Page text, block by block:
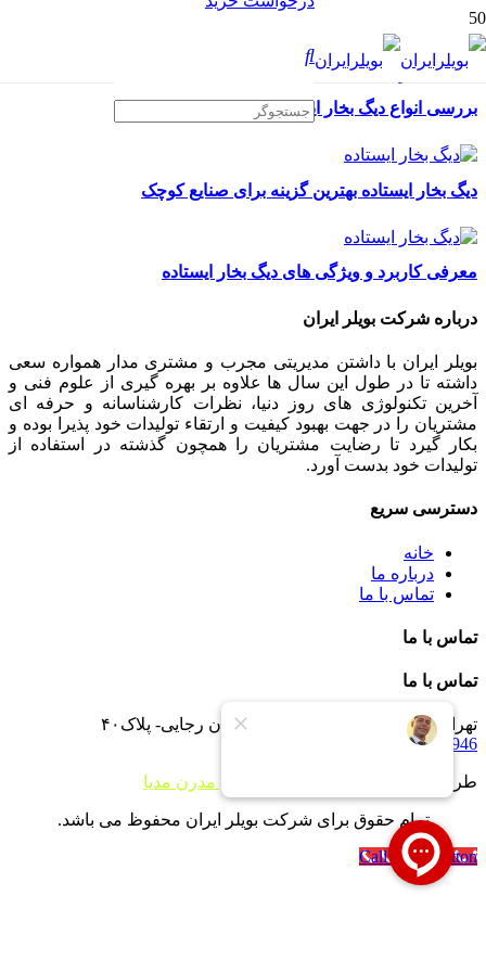
بررسی انواع دیگ بخار ایستاده و کاربردهای آن
دیگ بخار ایستاده بهترین گزینه برای صنایع کوچک
معرفی کاربرد و ویژگی های دیگ بخار ایستاده
درباره شرکت بویلر ایران
بویلر ایران با داشتن مدیریتی مجرب و مشتری مدار همواره سعی
داشته تا در طول این سال ها علاوه بر بهره گیری از علوم فنی و
آخرین تکنولوژی های روز دنیا، نظرات کارشناسانه و حرفه ای
مشتریان را در جهت بهبود کیفیت و ارتقاء تولیدات خود پذیرا بوده و
بکار گیرد تا رضایت مشتریان را همچون گذشته در استفاده از
تولیدات خود بدست آورد.
دسترسی سریع
خانه
درباره ما
تماس با ما
تماس با ما
تماس با ما
تهران -جاده خاوران -خاتون آباد- خیابان رجایی- پلاک۴۰
09121233946
طراحی سایت و توسعه توسط آژانس مدرن مدیا
تمام حقوق برای شرکت بویلر ایران محفوظ می باشد.
Call Now Button